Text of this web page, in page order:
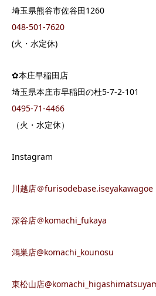
埼玉県熊谷市佐谷田1260
048-501-7620
(火・水定休)
✿本庄早稲田店
埼玉県本庄市早稲田の杜5-7-2-101
0495-71-4466
（火・水定休）
Instagram
川越店＠furisodebase.iseyakawagoe
深谷店＠komachi_fukaya
鴻巣店@komachi_kounosu
東松山店